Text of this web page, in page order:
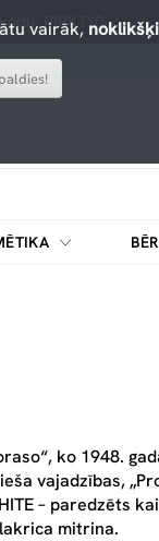
PIRKT10
ko 1948.
vajadzības,
– paredzēts
mitrina.
vairāk,